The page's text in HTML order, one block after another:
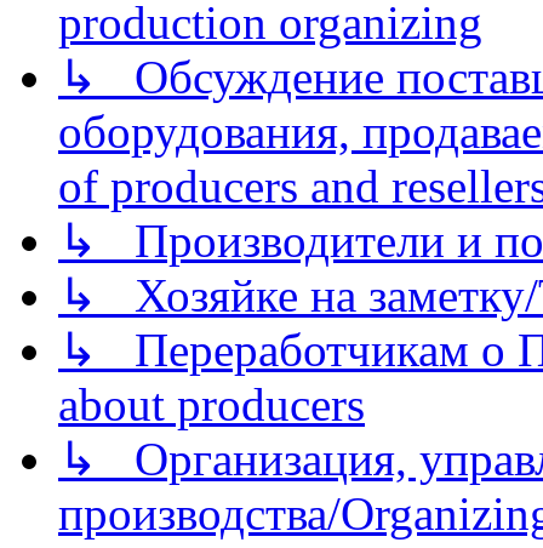
production organizing
↳ Обсуждение
оборудования,
of producers and
↳ Производители и
↳ Хозяйке на
↳ Переработчикам о
about producers
↳ Организация,
производства/